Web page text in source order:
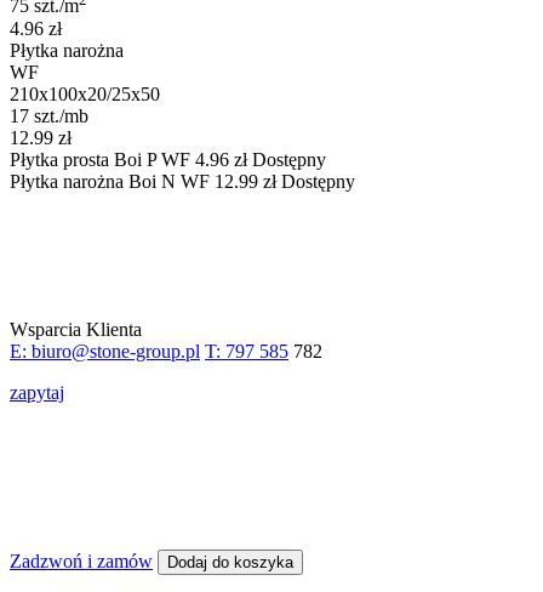
75 szt./m
4.96 zł
Płytka narożna
WF
210x100x20/25x50
17 szt./mb
12.99 zł
Płytka prosta Boi P WF 4.96 zł Dostępny
Płytka narożna Boi N WF 12.99 zł Dostępny
Wsparcia Klienta
E: biuro@stone-group.pl T: 797 585 782
zapytaj
Zadzwoń i zamów Dodaj do koszyka